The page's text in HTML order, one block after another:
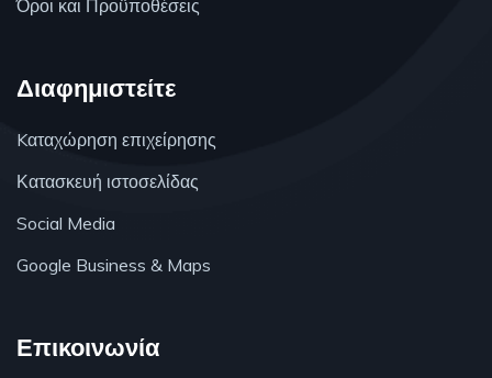
Όροι και Προϋποθέσεις
Διαφημιστείτε
Kαταχώρηση επιχείρησης
Κατασκευή ιστοσελίδας
Social Media
Google Business & Maps
Επικοινωνία